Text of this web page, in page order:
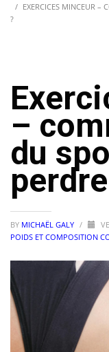
EXERCICES MINCEUR –
?
–
du
BY MICHAËL GALY /
POIDS ET COMPOSITION